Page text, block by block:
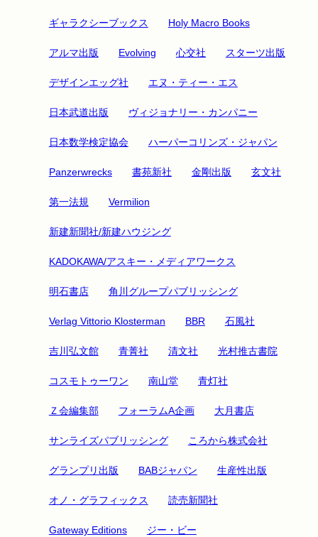
ギャラクシーブックス Holy Macro Books
アルマ出版 Evolving 心交社 スターツ出版
デザインエッグ社 エヌ・ティー・エス
日本武道出版 ヴィジョナリー・カンパニー
日本数学検定協会 ハーパーコリンズ・ジャパン
Panzerwrecks 書苑新社 金剛出版 玄文社
第一法規 Vermilion
新建新聞社/新建ハウジング
KADOKAWA/アスキー・メディアワークス
明石書店 角川グループパブリッシング
Verlag Vittorio Klosterman BBR 石風社
吉川弘文館 青菁社 清文社 光村推古書院
コスモトゥーワン 南山堂 青灯社
Ｚ会編集部 フォーラムA企画 大月書店
サンライズパブリッシング ころから株式会社
グランプリ出版 BABジャパン 生産性出版
オノ・グラフィックス 読売新聞社
Gateway Editions ジー・ビー